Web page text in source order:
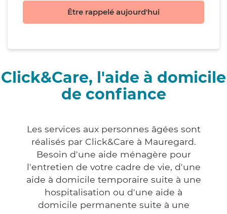
Être rappelé aujourd'hui
Click&Care, l'aide à domicile
de confiance
Les services aux personnes âgées sont
réalisés par Click&Care à Mauregard.
Besoin d'une aide ménagère pour
l'entretien de votre cadre de vie, d'une
aide à domicile temporaire suite à une
hospitalisation ou d'une aide à
domicile permanente suite à une